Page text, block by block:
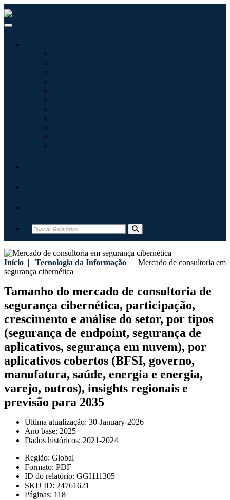
Início | Tecnologia da Informação | Mercado de consultoria em
segurança cibernética
Tamanho do mercado de consultoria de
segurança cibernética, participação,
crescimento e análise do setor, por tipos
(segurança de endpoint, segurança de
aplicativos, segurança em nuvem), por
aplicativos cobertos (BFSI, governo,
manufatura, saúde, energia e energia,
varejo, outros), insights regionais e
previsão para 2035
Última atualização: 30-January-2026
Ano base: 2025
Dados históricos: 2021-2024
Região: Global
Formato: PDF
ID do relatório: GGI111305
SKU ID: 24761621
Páginas: 118